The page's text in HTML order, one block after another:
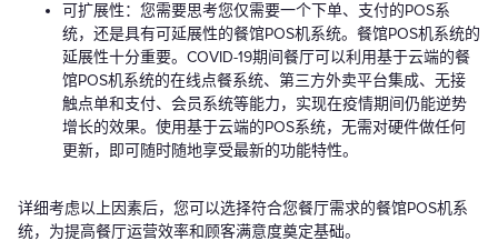
可扩展性：您需要思考您仅需要一个下单、支付的POS系
统，还是具有可延展性的餐馆POS机系统。餐馆POS机系统的
延展性十分重要。COVID-19期间餐厅可以利用基于云端的餐
馆POS机系统的在线点餐系统、第三方外卖平台集成、无接
触点单和支付、会员系统等能力，实现在疫情期间仍能逆势
增长的效果。使用基于云端的POS系统，无需对硬件做任何
更新，即可随时随地享受最新的功能特性。
详细考虑以上因素后，您可以选择符合您餐厅需求的餐馆POS机系
统，为提高餐厅运营效率和顾客满意度奠定基础。